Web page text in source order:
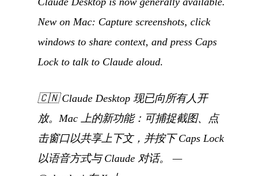
New on Mac: Capture screenshots, click
windows to share context, and press Caps
Lock to talk to Claude aloud.
🇨🇳Claude Desktop 现已向所有人开
放。Mac 上的新功能：可捕捉截图、点
击窗口以共享上下文，并按下 Caps Lock
以语音方式与 Claude 对话。
—